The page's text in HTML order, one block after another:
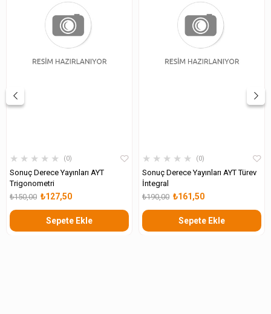
★ ★ ★ ★ ★ 0
Sonuç Derece Yayınları AYT
Trigonometri
₺127,50
₺150,00
Sepete Ekle
★ ★ ★ ★ ★ 0
Sonuç Derece Yayınları AYT Türev
İntegral
₺161,50
₺190,00
Sepete Ekle